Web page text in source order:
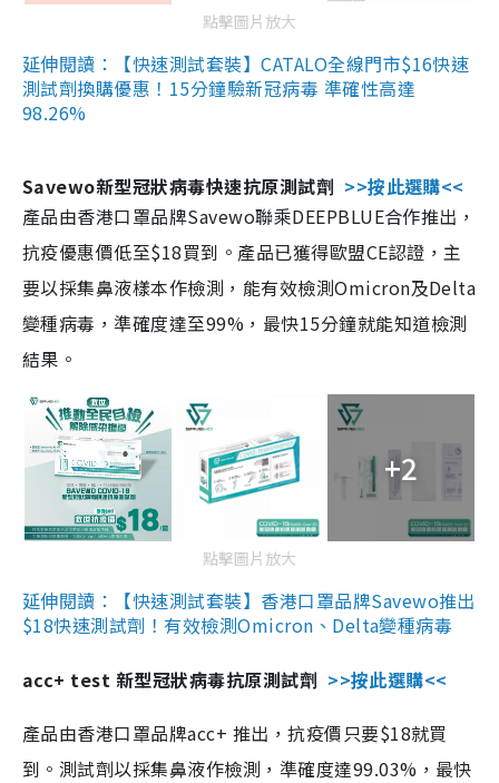
點擊圖片放大
延伸閱讀：【快速測試套裝】CATALO全線門市$16快速
測試劑換購優惠！15分鐘驗新冠病毒 準確性高達
98.26%
Savewo新型冠狀病毒快速抗原測試劑 >>按此選購<<
產品由香港口罩品牌Savewo聯乘DEEPBLUE合作推出，
抗疫優惠價低至$18買到。產品已獲得歐盟CE認證，主
要以採集鼻液樣本作檢測，能有效檢測Omicron及Delta
變種病毒，準確度達至99%，最快15分鐘就能知道檢測
結果。
+2
點擊圖片放大
延伸閱讀：【快速測試套裝】香港口罩品牌Savewo推出
$18快速測試劑！有效檢測Omicron、Delta變種病毒
acc+ test 新型冠狀病毒抗原測試劑 >>按此選購<<
產品由香港口罩品牌acc+ 推出，抗疫價只要$18就買
到。測試劑以採集鼻液作檢測，準確度達99.03%，最快